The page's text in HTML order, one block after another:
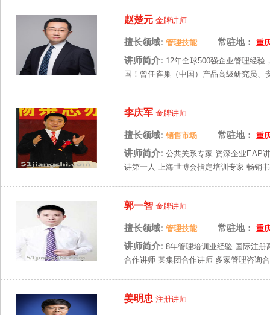
赵楚元 金牌讲师
擅长领域: 管理技能 常驻地： 重
讲师简介: 12年全球500强企业管理经验
国！曾任雀巢（中国）产品高级研究员
李庆军 金牌讲师
擅长领域: 销售市场 常驻地： 重
讲师简介: 公共关系专家 资深企业EAP
讲第一人 上海世博会指定培训专家 畅销
郭一智 金牌讲师
擅长领域: 管理技能 常驻地： 重
讲师简介: 8年管理培训业经验 国际注
合作讲师 某集团合作讲师 多家管理咨询
姜明忠 注册讲师